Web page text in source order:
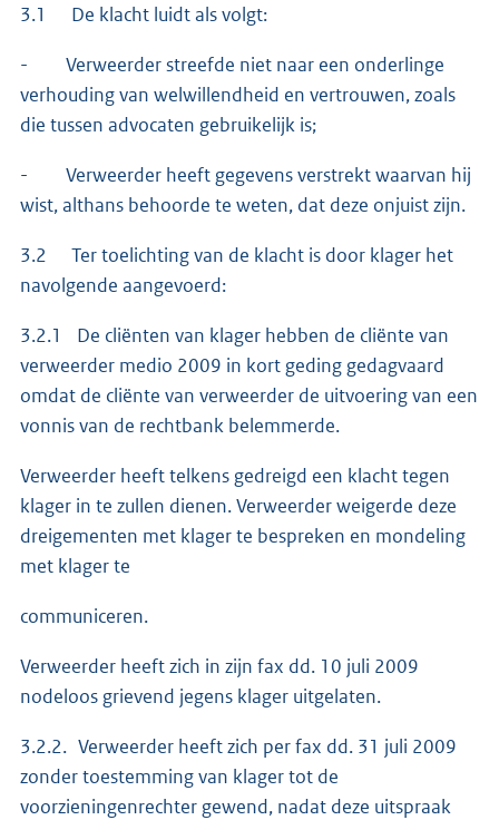
3.1 De klacht luidt als volgt:
- Verweerder streefde niet naar een onderlinge
verhouding van welwillendheid en vertrouwen, zoals
die tussen advocaten gebruikelijk is;
- Verweerder heeft gegevens verstrekt waarvan hij
wist, althans behoorde te weten, dat deze onjuist zijn.
3.2 Ter toelichting van de klacht is door klager het
navolgende aangevoerd:
3.2.1 De cliënten van klager hebben de cliënte van
verweerder medio 2009 in kort geding gedagvaard
omdat de cliënte van verweerder de uitvoering van een
vonnis van de rechtbank belemmerde.
Verweerder heeft telkens gedreigd een klacht tegen
klager in te zullen dienen. Verweerder weigerde deze
dreigementen met klager te bespreken en mondeling
met klager te
communiceren.
Verweerder heeft zich in zijn fax dd. 10 juli 2009
nodeloos grievend jegens klager uitgelaten.
3.2.2. Verweerder heeft zich per fax dd. 31 juli 2009
zonder toestemming van klager tot de
voorzieningenrechter gewend, nadat deze uitspraak